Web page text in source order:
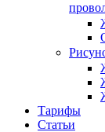
Тарифы
Статьи